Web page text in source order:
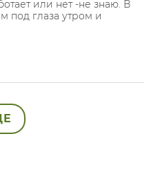
или нет -не знаю. В
под глаза утром и